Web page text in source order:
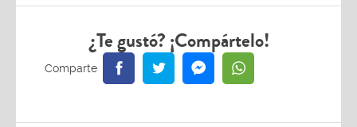
¿Te gustó? ¡Compártelo!